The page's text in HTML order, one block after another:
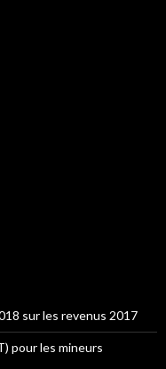
sur les revenus 2017
pour les mineurs